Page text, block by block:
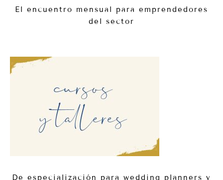
El encuentro mensual para emprendedores
del sector
De especialización para wedding planners y